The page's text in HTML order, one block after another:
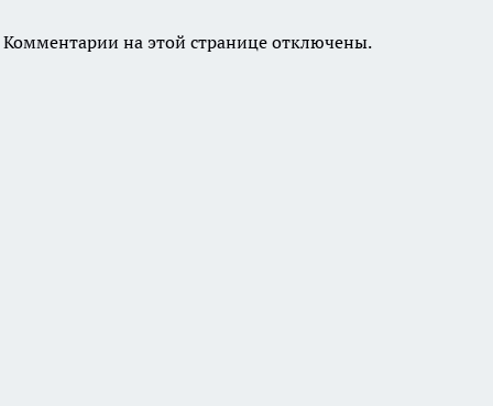
Комментарии на этой странице отключены.